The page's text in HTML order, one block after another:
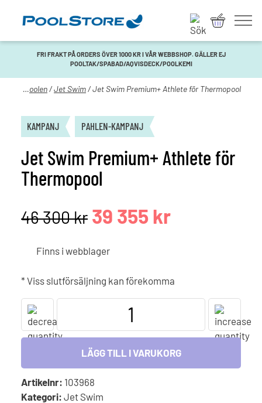
FRI FRAKT PÅ ORDERS ÖVER 1000 KR I VÅR WEBBSHOP. GÄLLER EJ
POOLTAK/SPABAD/AQVISDECK/POOLKEMI
Träna i poolen/Jet Swim/ Jet Swim Premium+ Athlete för Thermopool
KAMPANJ PAHLEN-KAMPANJ
Jet Swim Premium+ Athlete för
Thermopool
46 300kr Det
ursprungliga
priset
var:
46
300 kr.
39 355krDet
priset
är:
39
355 kr.
Finns i webblager
* Viss slutförsäljning kan förekomma
Jet
Swim
Premium+
Thermopool
mängd
LÄGG TILL I VARUKORG
Artikelnr: 103968
Kategori: Jet Swim